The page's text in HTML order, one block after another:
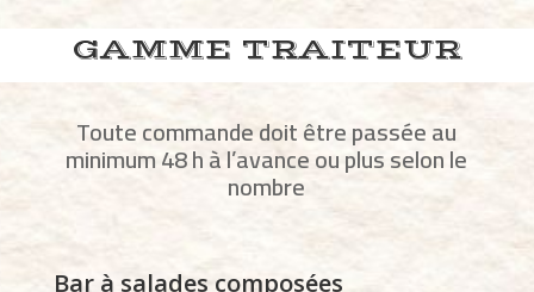
GAMME TRAITEUR
Toute commande doit être passée au
minimum 48 h à l’avance ou plus selon le
nombre
Bar à salades composées